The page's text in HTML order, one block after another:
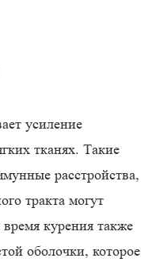
усиление
тканях. Такие
расстройства,
тракта могут
время курения также
оболочки, которое